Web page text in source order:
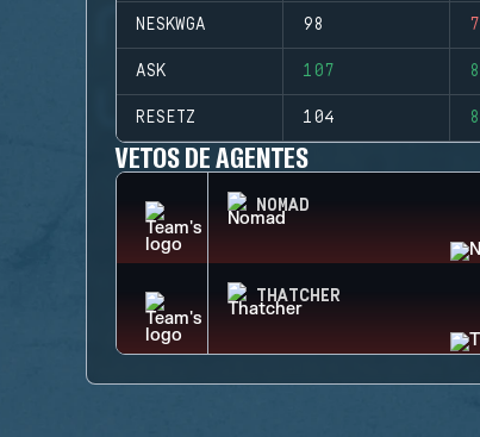
NESKWGA 98
ASK 107
RESETZ 104
VETOS DE AGENTES
NOMAD
THATCHER